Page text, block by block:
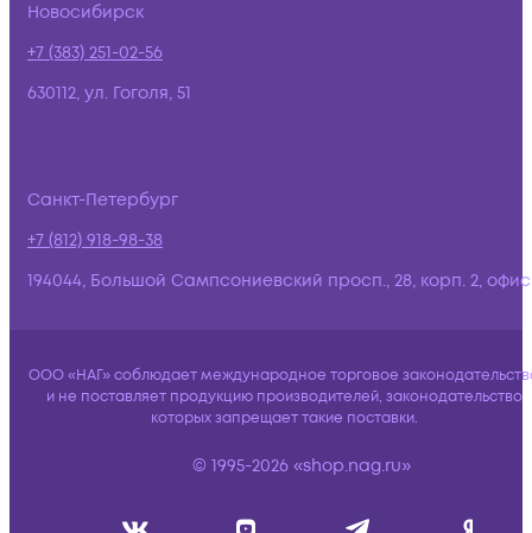
Новосибирск
+7 (383) 251-02-56
630112, ул. Гоголя, 51
Санкт-Петербург
+7 (812) 918-98-38
194044, Большой Сампсониевский просп., 28, корп. 2,
ООО «НАГ» соблюдает международное торговое
и не поставляет продукцию производителей, законодательство
которых запрещает такие поставки.
© 1995-2026 «shop.nag.ru»